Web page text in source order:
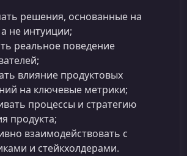
решения, основанные на
не интуиции;
реальное поведение
влияние продуктовых
на ключевые метрики;
процессы и стратегию
продукта;
взаимодействовать с
и стейкхолдерами.